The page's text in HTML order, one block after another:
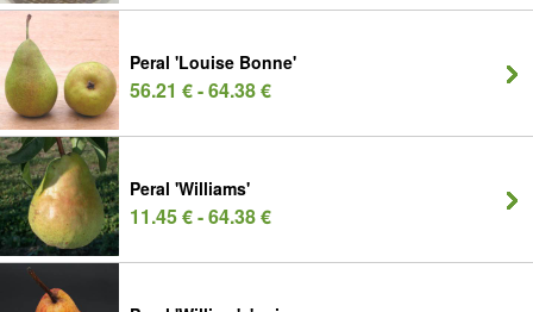
Peral 'Louise Bonne'
56.21 € - 64.38 €
Peral 'Williams'
11.45 € - 64.38 €